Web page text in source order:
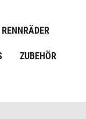
RENNRÄDER
ZUBEHÖR